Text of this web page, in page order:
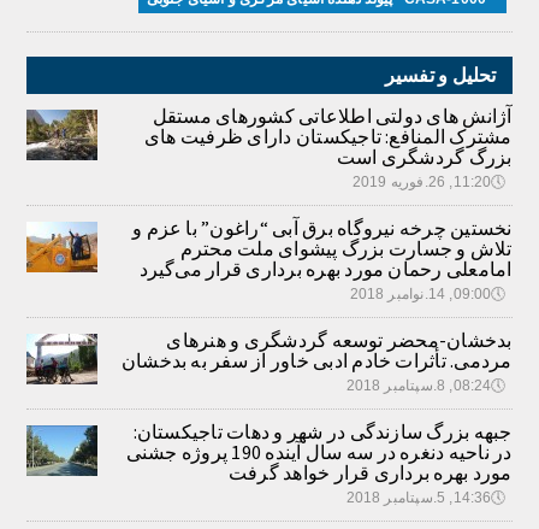
تحلیل و تفسیر
آژانش های دولتی اطلاعاتی کشورهای مستقل
مشترک المنافع: تاجیکستان دارای ظرفیت های
بزرگ گردشگری است
🕔11:20, 26.فوریه 2019
نخستین چرخه نیروگاه برق آبی “راغون” با عزم و
تلاش و جسارت بزرگ پیشوای ملت محترم
امامعلی رحمان مورد بهره برداری قرار می‌گیرد
🕔09:00, 14.نوامبر 2018
بدخشان-محضر توسعه گردشگری و هنرهای
مردمی. تأثرات خادم ادبی خاور از سفر به بدخشان
🕔08:24, 8.سپتامبر 2018
جبهه بزرگ سازندگی در شهر و دهات تاجیکستان:
در ناحیه دنغره در سه سال آینده 190 پروژه جشنی
مورد بهره برداری قرار خواهد گرفت
🕔14:36, 5.سپتامبر 2018